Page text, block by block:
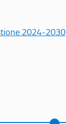
2024-2030